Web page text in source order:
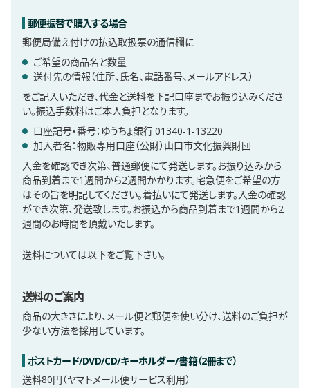
郵便振替で購入する場合
郵便局備え付けの払込取扱票の通信欄に
ご希望の商品名と数量
送付先の情報（住所、氏名、電話番号、メールアドレス）
をご記入いただき、代金と送料を下記口座までお振り込みくださ
い。振込手数料はご本人負担となります。
口座記号・番号：ゆうちょ銀行 01340-1-13220
加入者名：物販専用口座（公財）山口市文化振興財団
入金を確認でき次第、普通郵便にて発送します。お振り込みから
商品到着まで1週間から2週間かかります。宅急便をご希望の方
はその旨を明記してください。着払いにて発送します。入金の確認
ができ次第、発送致します。お振込から商品到着まで1週間から2
週間のお時間を頂戴いたします。
送料については以下をご覧下さい。
送料のご案内
商品の大きさにより、メール便と郵便を使い分け、送料のご負担が
少ない方法を採用しています。
ポストカード/DVD/CD/キーホルダー/書籍（2冊まで）
送料80円（ヤマトメール便サービス利用）